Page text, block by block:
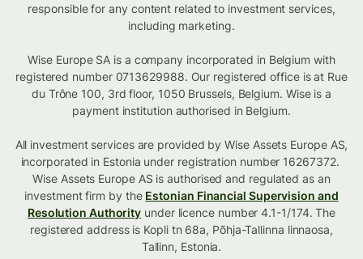
responsible for any content related to investment services,
including marketing.
Wise Europe SA is a company incorporated in Belgium with
registered number 0713629988. Our registered office is at Rue
du Trône 100, 3rd floor, 1050 Brussels, Belgium. Wise is a
payment institution authorised in Belgium.
All investment services are provided by Wise Assets Europe AS,
incorporated in Estonia under registration number 16267372.
Wise Assets Europe AS is authorised and regulated as an
investment firm by the Estonian Financial Supervision and
Resolution Authority under licence number 4.1-1/174. The
registered address is Kopli tn 68a, Põhja-Tallinna linnaosa,
Tallinn, Estonia.